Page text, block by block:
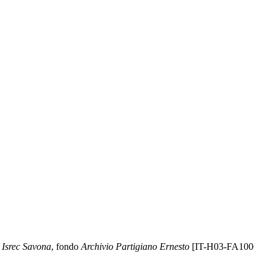
Isrec Savona, fondo Archivio Partigiano Ernesto [IT-H03-